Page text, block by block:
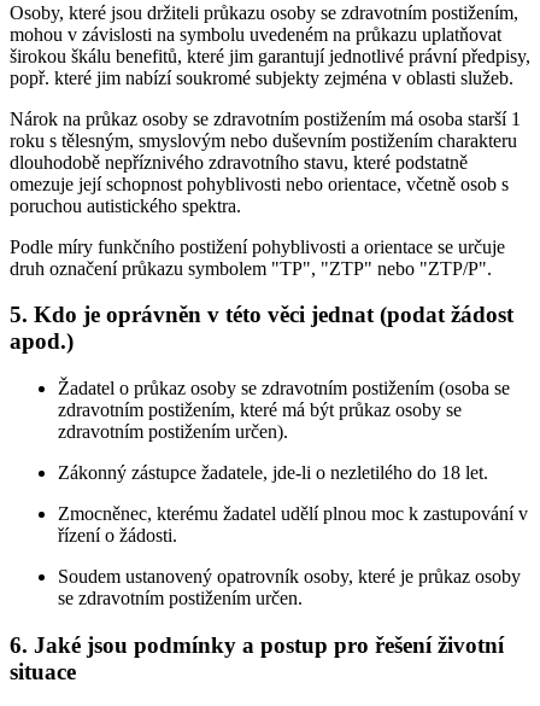
Osoby, které jsou držiteli průkazu osoby se zdravotním postižením,
mohou v závislosti na symbolu uvedeném na průkazu uplatňovat
širokou škálu benefitů, které jim garantují jednotlivé právní předpisy,
popř. které jim nabízí soukromé subjekty zejména v oblasti služeb.
Nárok na průkaz osoby se zdravotním postižením má osoba starší 1
roku s tělesným, smyslovým nebo duševním postižením charakteru
dlouhodobě nepříznivého zdravotního stavu, které podstatně
omezuje její schopnost pohyblivosti nebo orientace, včetně osob s
poruchou autistického spektra.
Podle míry funkčního postižení pohyblivosti a orientace se určuje
druh označení průkazu symbolem "TP", "ZTP" nebo "ZTP/P".
5. Kdo je oprávněn v této věci jednat (podat žádost
apod.)
Žadatel o průkaz osoby se zdravotním postižením (osoba se
zdravotním postižením, které má být průkaz osoby se
zdravotním postižením určen).
Zákonný zástupce žadatele, jde-li o nezletilého do 18 let.
Zmocněnec, kterému žadatel udělí plnou moc k zastupování v
řízení o žádosti.
Soudem ustanovený opatrovník osoby, které je průkaz osoby
se zdravotním postižením určen.
6. Jaké jsou podmínky a postup pro řešení životní
situace